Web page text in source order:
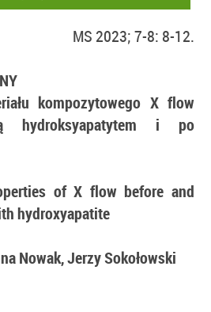
MS 2023; 7-8: 8-12.
kompozytowego X flow
hydroksyapatytem i po
of X flow before and
hydroxyapatite
Nowak, Jerzy Sokołowski